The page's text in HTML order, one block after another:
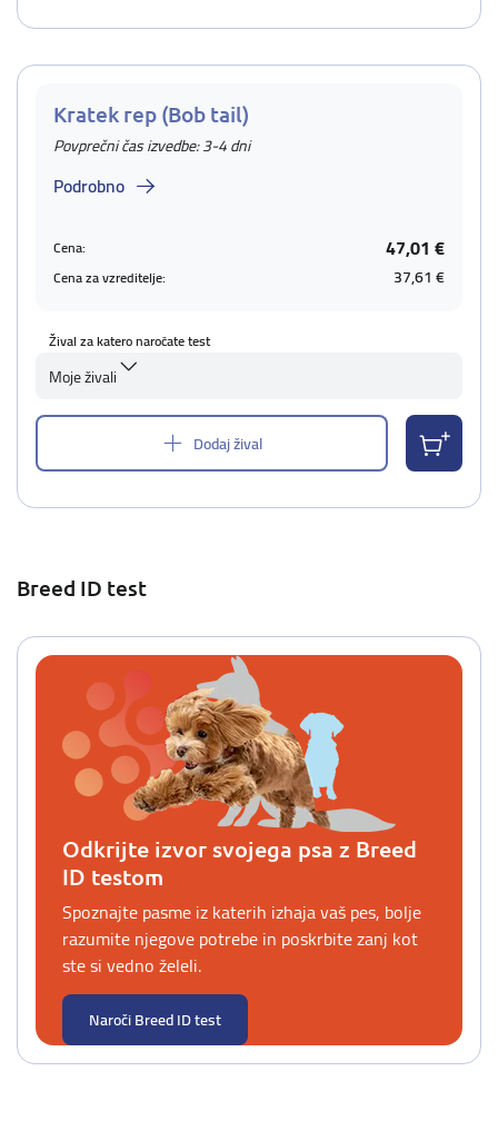
Kratek rep (Bob tail)
Povprečni čas izvedbe: 3-4 dni
Podrobno
Cena: 47,01 €
Cena za vzreditelje: 37,61 €
Žival za katero naročate test
Moje živali
Dodaj žival
Breed ID test
Odkrijte izvor svojega psa z Breed
ID testom
Spoznajte pasme iz katerih izhaja vaš pes, bolje
razumite njegove potrebe in poskrbite zanj kot
ste si vedno želeli.
Naroči Breed ID test